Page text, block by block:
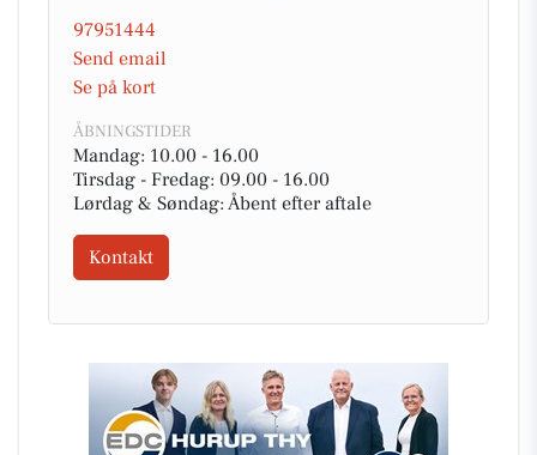
97951444
Send email
Se på kort
ÅBNINGSTIDER
Mandag: 10.00 - 16.00
Tirsdag - Fredag: 09.00 - 16.00
Lørdag & Søndag: Åbent efter aftale
Kontakt